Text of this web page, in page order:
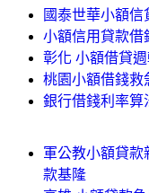
國泰世華小額信
小額信用貸款借
彰化 小額借貸
桃園小額借錢救
銀行借錢利率算
軍公教小額貸款
款基隆